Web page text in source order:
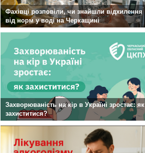
Фахівці розповіли, чи знайшли відхилення
від норм у воді на Черкащині
Захворюваність на кір в Україні зростає: як
захиститися?